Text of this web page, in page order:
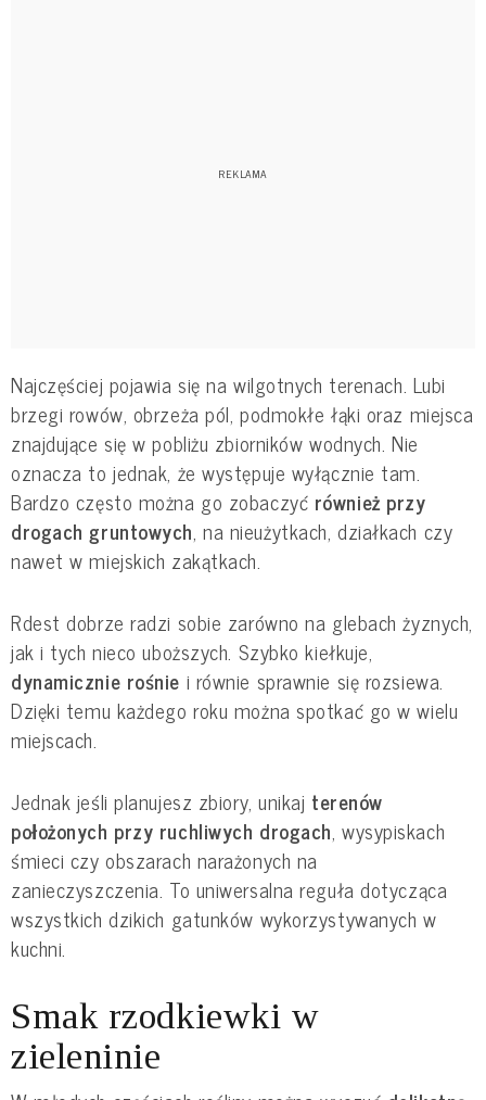
Najczęściej pojawia się na wilgotnych terenach. Lubi
brzegi rowów, obrzeża pól, podmokłe łąki oraz miejsca
znajdujące się w pobliżu zbiorników wodnych. Nie
oznacza to jednak, że występuje wyłącznie tam.
Bardzo często można go zobaczyć również przy
drogach gruntowych, na nieużytkach, działkach czy
nawet w miejskich zakątkach.
Rdest dobrze radzi sobie zarówno na glebach żyznych,
jak i tych nieco uboższych. Szybko kiełkuje,
dynamicznie rośnie i równie sprawnie się rozsiewa.
Dzięki temu każdego roku można spotkać go w wielu
miejscach.
Jednak jeśli planujesz zbiory, unikaj terenów
położonych przy ruchliwych drogach, wysypiskach
śmieci czy obszarach narażonych na
zanieczyszczenia. To uniwersalna reguła dotycząca
wszystkich dzikich gatunków wykorzystywanych w
kuchni.
Smak rzodkiewki w
zieleninie